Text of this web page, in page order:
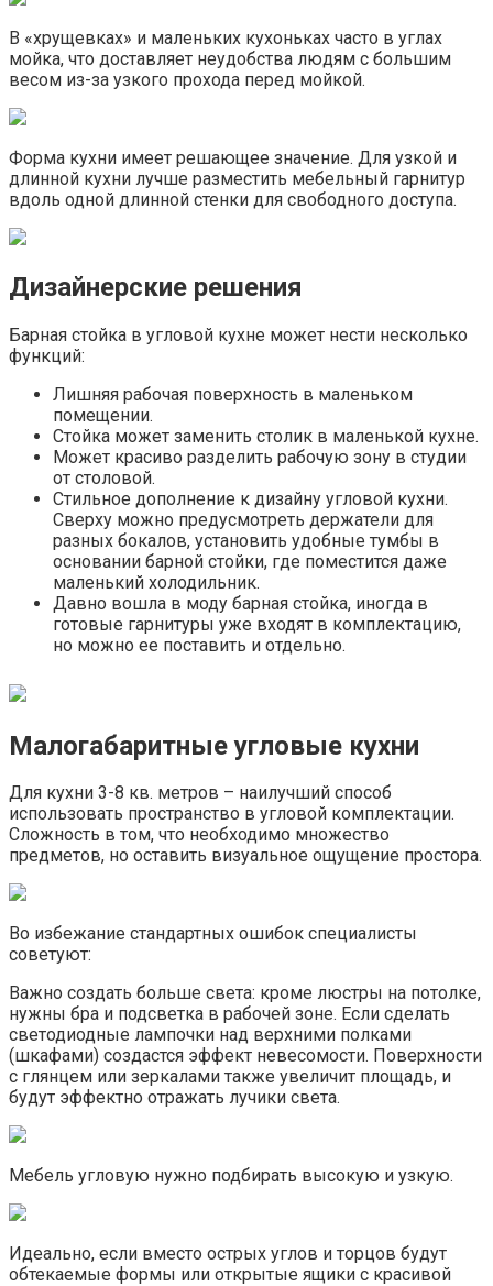
В «хрущевках» и маленьких кухоньках часто в углах
мойка, что доставляет неудобства людям с большим
весом из-за узкого прохода перед мойкой.
Форма кухни имеет решающее значение. Для узкой и
длинной кухни лучше разместить мебельный гарнитур
вдоль одной длинной стенки для свободного доступа.
Дизайнерские решения
Барная стойка в угловой кухне может нести несколько
функций:
Лишняя рабочая поверхность в маленьком
помещении.
Стойка может заменить столик в маленькой кухне.
Может красиво разделить рабочую зону в студии
от столовой.
Стильное дополнение к дизайну угловой кухни.
Сверху можно предусмотреть держатели для
разных бокалов, установить удобные тумбы в
основании барной стойки, где поместится даже
маленький холодильник.
Давно вошла в моду барная стойка, иногда в
готовые гарнитуры уже входят в комплектацию,
но можно ее поставить и отдельно.
Малогабаритные угловые кухни
Для кухни 3-8 кв. метров – наилучший способ
использовать пространство в угловой комплектации.
Сложность в том, что необходимо множество
предметов, но оставить визуальное ощущение простора.
Во избежание стандартных ошибок специалисты
советуют:
Важно создать больше света: кроме люстры на потолке,
нужны бра и подсветка в рабочей зоне. Если сделать
светодиодные лампочки над верхними полками
(шкафами) создастся эффект невесомости. Поверхности
с глянцем или зеркалами также увеличит площадь, и
будут эффектно отражать лучики света.
Мебель угловую нужно подбирать высокую и узкую.
Идеально, если вместо острых углов и торцов будут
обтекаемые формы или открытые ящики с красивой